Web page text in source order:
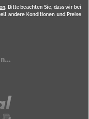
. Bitte beachten Sie, dass wir bei
andere Konditionen und Preise